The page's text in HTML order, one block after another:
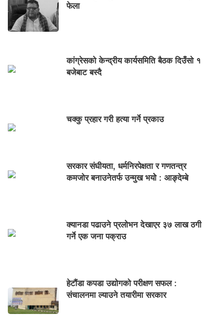
फेला
कांग्रेसको केन्द्रीय कार्यसमिति बैठक दिउँसो १
बजेबाट बस्दै
चक्कु प्रहार गरी हत्या गर्ने प्रकाउ
सरकार संघीयता, धर्मनिरपेक्षता र गणतन्त्र
कमजोर बनाउनेतर्फ उन्मुख भयोे : आङ्देम्बे
क्यानडा पढाउने प्रलोभन देखाएर ३७ लाख ठगी
गर्ने एक जना पक्राउ
हेटौंडा कपडा उद्योगको परीक्षण सफल :
संचालनमा ल्याउने तयारीमा सरकार